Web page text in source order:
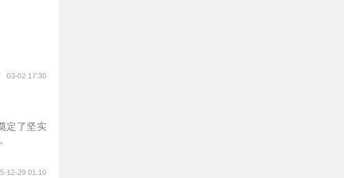
03-02 17:30
定了坚实
12-29 01:10